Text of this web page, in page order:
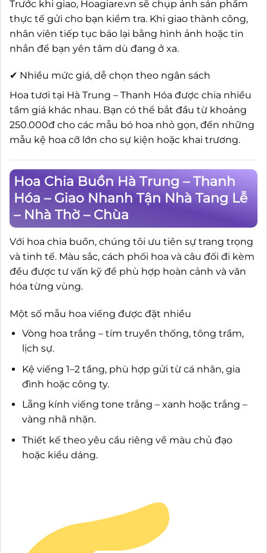
Trước khi giao, Hoagiare.vn sẽ chụp ảnh sản phẩm
thực tế gửi cho bạn kiểm tra. Khi giao thành công,
nhân viên tiếp tục báo lại bằng hình ảnh hoặc tin
nhắn để bạn yên tâm dù đang ở xa.
✔ Nhiều mức giá, dễ chọn theo ngân sách
Hoa tươi tại Hà Trung – Thanh Hóa được chia nhiều
tầm giá khác nhau. Bạn có thể bắt đầu từ khoảng
250.000đ cho các mẫu bó hoa nhỏ gọn, đến những
mẫu kệ hoa cỡ lớn cho sự kiện hoặc khai trương.
Hoa Chia Buồn Hà Trung – Thanh
Hóa – Giao Nhanh Tận Nhà Tang Lễ
– Nhà Thờ – Chùa
Với hoa chia buồn, chúng tôi ưu tiên sự trang trọng
và tinh tế. Màu sắc, cách phối hoa và câu đối đi kèm
đều được tư vấn kỹ để phù hợp hoàn cảnh và văn
hóa từng vùng.
Một số mẫu hoa viếng được đặt nhiều
Vòng hoa trắng – tím truyền thống, tông trầm,
lịch sự.
Kệ viếng 1–2 tầng, phù hợp gửi từ cá nhân, gia
đình hoặc công ty.
Lẵng kính viếng tone trắng – xanh hoặc trắng –
vàng nhã nhặn.
Thiết kế theo yêu cầu riêng về màu chủ đạo
hoặc kiểu dáng.